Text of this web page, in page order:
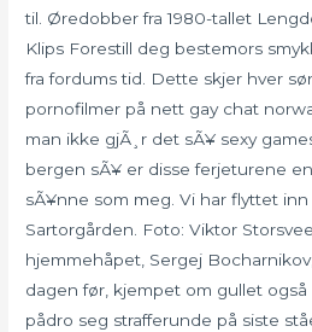
til. Øredobber fra 1980-tallet
Klips Forestill deg bestemors
fra fordums tid. Dette skjer hver
pornofilmer på nett gay chat
man ikke gjÃ¸r det sÃ¥ sexy
bergen sÃ¥ er disse ferjeturene
sÃ¥nne som meg. Vi har flyttet
Sartorgården. Foto: Viktor
hjemmehåpet, Sergej
dagen før, kjempet om gullet
pådro seg strafferunde på siste